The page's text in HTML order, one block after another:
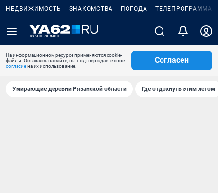
НЕДВИЖИМОСТЬ ЗНАКОМСТВА ПОГОДА ТЕЛЕПРОГРАММА
На информационном ресурсе применяются cookie-
файлы. Оставаясь на сайте, вы подтверждаете свое
согласиена их использование.
Согласен
Умирающие деревни Рязанской области Где отдохнуть этим летом